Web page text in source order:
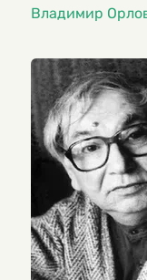
Владимир